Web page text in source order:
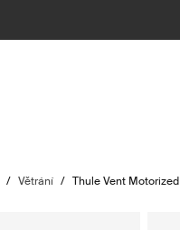
/ Větrání / Thule Vent Motorized